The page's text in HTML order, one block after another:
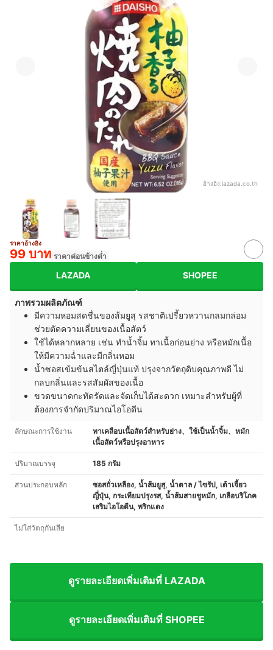
อ้างอิง:lazada.co.th
ราคาอ้างอิง
99 บาท ราคาค่อนข้างต่ำ
LAZADA SHOPEE
ภาพรวมผลิตภัณฑ์
มีความหอมสดชื่นของส้มยูสุ รสชาติเปรี้ยวหวานกลมกล่อม
ช่วยตัดความเลี่ยนของเนื้อสัตว์
ใช้ได้หลากหลาย เช่น ทำน้ำจิ้ม ทาเนื้อก่อนย่าง หรือหมักเนื้อ
ให้มีความฉ่ำและมีกลิ่นหอม
น้ำซอสเข้มข้นสไตล์ญี่ปุ่นแท้ ปรุงจากวัตถุดิบคุณภาพดี ไม่
กลบกลิ่นและรสสัมผัสของเนื้อ
ขวดขนาดกะทัดรัดและจัดเก็บได้สะดวก เหมาะสำหรับผู้ที่
ต้องการจำกัดปริมาณไอโอดีน
ลักษณะการใช้งาน
ทาเคลือบเนื้อสัตว์สำหรับย่าง、ใช้เป็นน้ำจิ้ม、หมัก
เนื้อสัตว์หรือปรุงอาหาร
ปริมาณบรรจุ 185 กรัม
ส่วนประกอบหลัก
ซอสถั่วเหลือง, น้ำส้มยูสุ, น้ำตาล / ไซรัป, เต้าเจี้ยว
ญี่ปุ่น, กระเทียมปรุงรส, น้ำส้มสายชูหมัก, เกลือบริโภค
เสริมไอโอดีน, พริกแดง
ไม่ใส่วัตถุกันเสีย
ดูรายละเอียดเพิ่มเติมที่ LAZADA
ดูรายละเอียดเพิ่มเติมที่ SHOPEE